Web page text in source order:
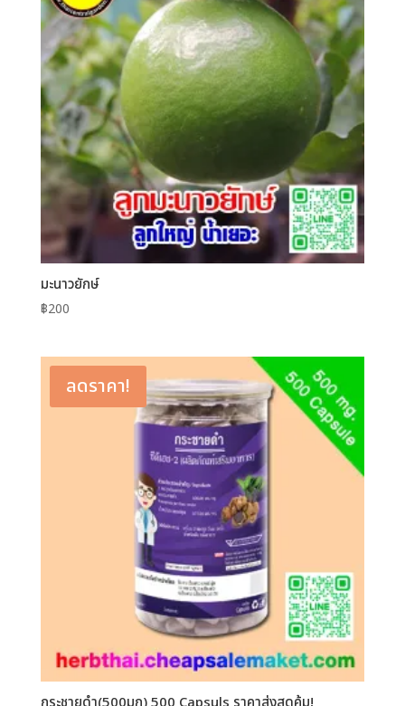
มะนาวยักษ์
฿200
ลดราคา!